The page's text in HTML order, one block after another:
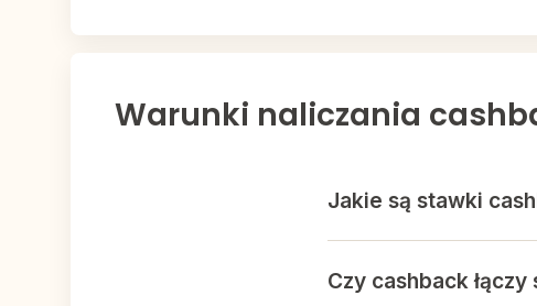
Polityka cenowa sklepu
Wybierając ale.pl, wspierasz
klientami na zasadach partnerskich.
Wybierając ale.pl, stawiasz na sklep, w którym
Warunki naliczania
Jakie są stawki
cashback
Czy cashback